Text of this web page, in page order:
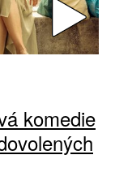
komedie